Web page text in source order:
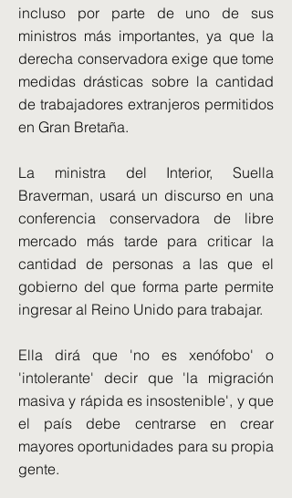
incluso por parte de uno de sus
ministros más importantes, ya que la
derecha conservadora exige que tome
medidas drásticas sobre la cantidad
de trabajadores extranjeros permitidos
en Gran Bretaña.
La ministra del Interior, Suella
Braverman, usará un discurso en una
conferencia conservadora de libre
mercado más tarde para criticar la
cantidad de personas a las que el
gobierno del que forma parte permite
ingresar al Reino Unido para trabajar.
Ella dirá que 'no es xenófobo' o
'intolerante' decir que 'la migración
masiva y rápida es insostenible', y que
el país debe centrarse en crear
mayores oportunidades para su propia
gente.